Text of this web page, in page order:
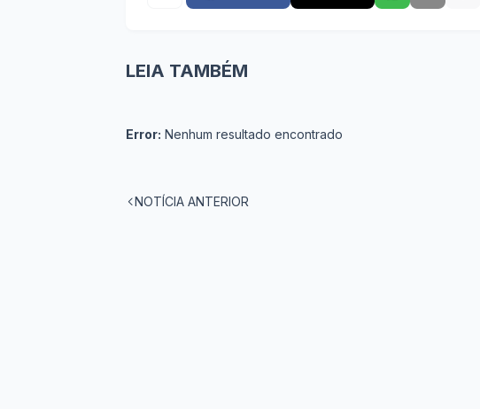
LEIA TAMBÉM
Error: Nenhum resultado encontrado
NOTÍCIA ANTERIOR